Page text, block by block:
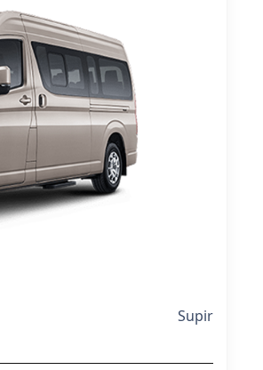
Supir